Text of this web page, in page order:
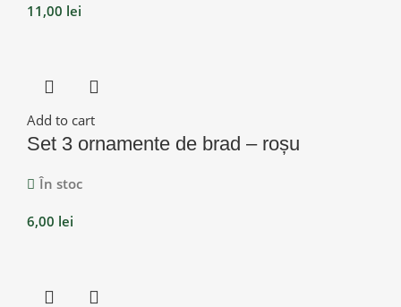
11,00 lei
Add to cart
Set 3 ornamente de brad – roșu
În stoc
6,00 lei